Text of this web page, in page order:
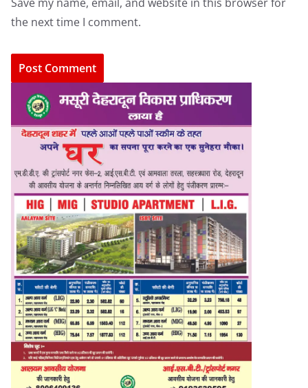
the next time I comment.